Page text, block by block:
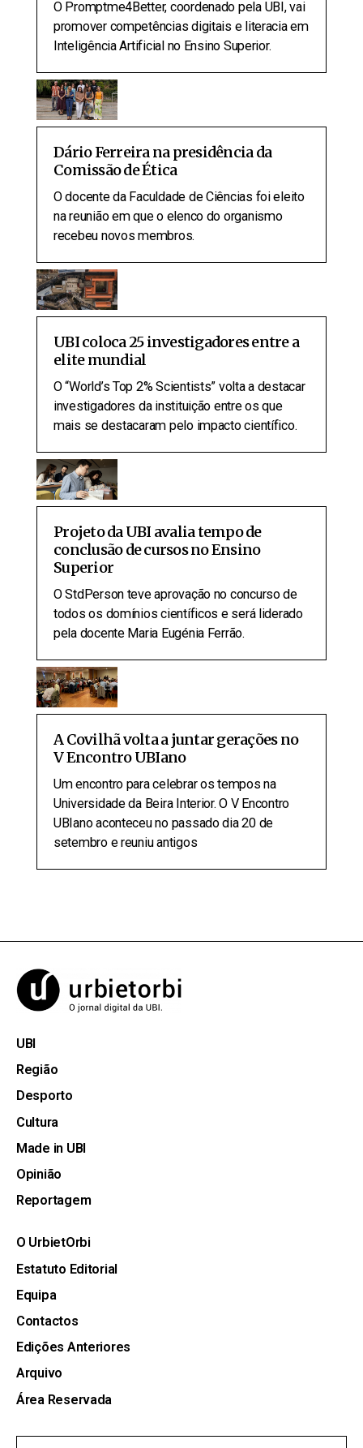
O Promptme4Better, coordenado pela UBI, vai
promover competências digitais e literacia em
Inteligência Artificial no Ensino Superior.
Dário Ferreira na presidência da
Comissão de Ética
O docente da Faculdade de Ciências foi eleito
na reunião em que o elenco do organismo
recebeu novos membros.
UBI coloca 25 investigadores entre a
elite mundial
O “World’s Top 2% Scientists” volta a destacar
investigadores da instituição entre os que
mais se destacaram pelo impacto científico.
Projeto da UBI avalia tempo de
conclusão de cursos no Ensino
Superior
O StdPerson teve aprovação no concurso de
todos os domínios científicos e será liderado
pela docente Maria Eugénia Ferrão.
A Covilhã volta a juntar gerações no
V Encontro UBIano
Um encontro para celebrar os tempos na
Universidade da Beira Interior. O V Encontro
UBIano aconteceu no passado dia 20 de
setembro e reuniu antigos
UBI
Região
Desporto
Cultura
Made in UBI
Opinião
Reportagem
O UrbietOrbi
Estatuto Editorial
Equipa
Contactos
Edições Anteriores
Arquivo
Área Reservada